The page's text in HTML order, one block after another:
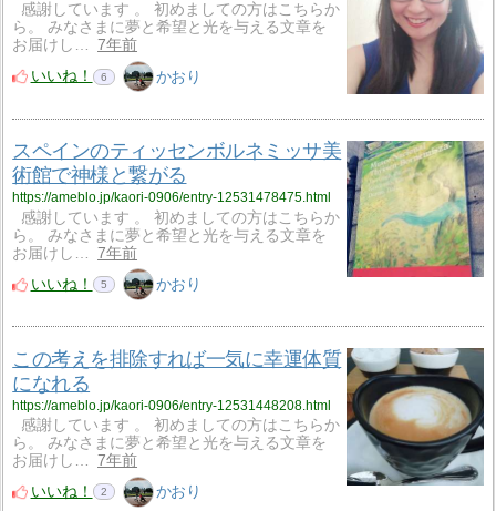
感謝しています 。 初めましての方はこちらか
ら。 みなさまに夢と希望と光を与える文章を
お届けし…
7年前
いいね！
6 かおり
スペインのティッセンボルネミッサ美
術館で神様と繋がる
https://ameblo.jp/kaori-0906/entry-12531478475.html
感謝しています 。 初めましての方はこちらか
ら。 みなさまに夢と希望と光を与える文章を
お届けし…
7年前
いいね！
5 かおり
この考えを排除すれば一気に幸運体質
になれる
https://ameblo.jp/kaori-0906/entry-12531448208.html
感謝しています 。 初めましての方はこちらか
ら。 みなさまに夢と希望と光を与える文章を
お届けし…
7年前
いいね！
2 かおり